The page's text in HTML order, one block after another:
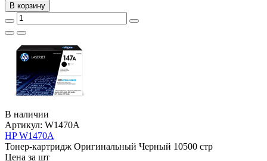
В корзину
В наличии
Артикул: W1470A
HP W1470A
Тонер-картридж Оригинальный Черный 10500 стр
Цена за шт